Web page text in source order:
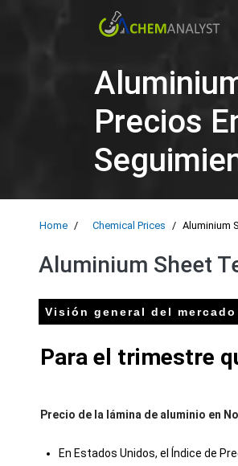
Precios
Home Chemical Prices Aluminium
Aluminium Sheet
Visión general del mercado
Para el trimestre
Precio de la lámina de aluminio en
En Estados Unidos, el Índice de